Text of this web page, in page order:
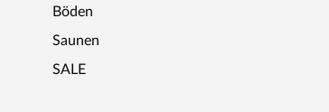
Böden
Saunen
SALE